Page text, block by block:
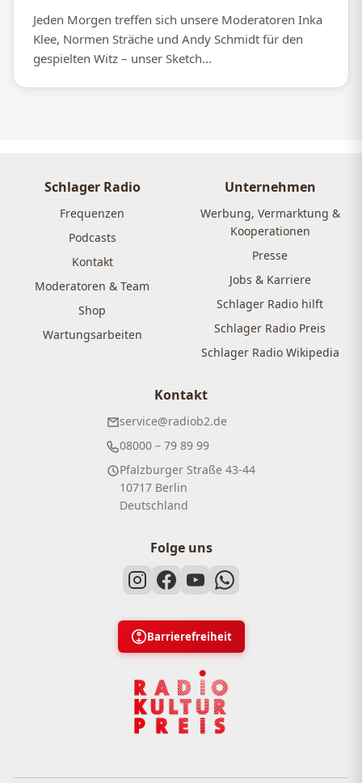
Jeden Morgen treffen sich unsere Moderatoren Inka
Klee, Normen Sträche und Andy Schmidt für den
gespielten Witz – unser Sketch...
Schlager Radio
Frequenzen
Podcasts
Kontakt
Moderatoren & Team
Shop
Wartungsarbeiten
Unternehmen
Werbung, Vermarktung &
Kooperationen
Presse
Jobs & Karriere
Schlager Radio hilft
Schlager Radio Preis
Schlager Radio Wikipedia
Kontakt
service@radiob2.de
08000 – 79 89 99
Pfalzburger Straße 43-44
10717 Berlin
Deutschland
Folge uns
Barrierefreiheit